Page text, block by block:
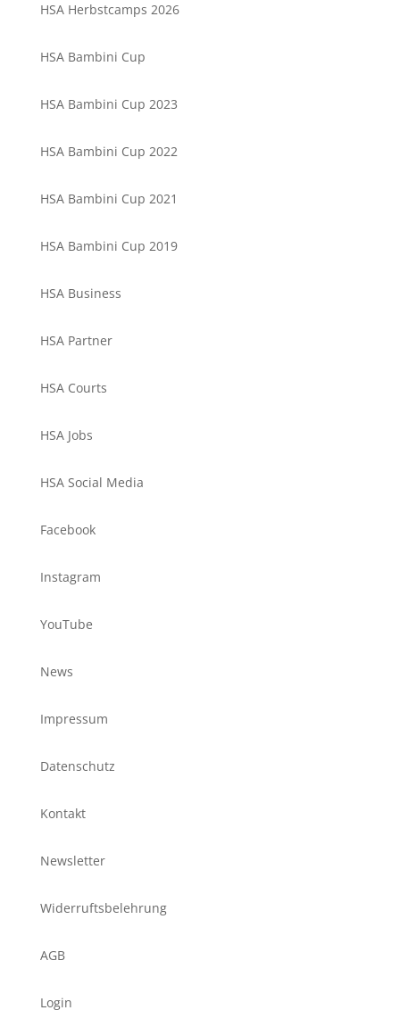
HSA Herbstcamps 2026
HSA Bambini Cup
HSA Bambini Cup 2023
HSA Bambini Cup 2022
HSA Bambini Cup 2021
HSA Bambini Cup 2019
HSA Business
HSA Partner
HSA Courts
HSA Jobs
HSA Social Media
Facebook
Instagram
YouTube
News
Impressum
Datenschutz
Kontakt
Newsletter
Widerruftsbelehrung
AGB
Login